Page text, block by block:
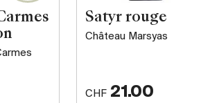
Satyr rouge
Château Marsyas
CHF 21.00